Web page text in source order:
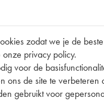
Omschrijving
zodat we je de
privacy policy.
voor de
ons de site te verbeteren
gebruikt voor